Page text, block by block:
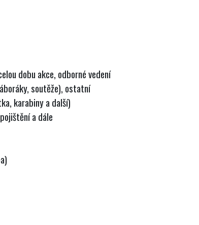
dobu akce, odborné vedení
soutěže), ostatní
karabiny a další)
a dále